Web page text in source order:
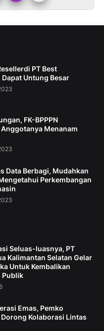
PT Best
Untung Besar
FK-BPPPN
Menanam
Data Berbagi, Mudahkan
Perkembangan
Seluas-luasnya, PT
Kalimantan Selatan Gelar
Untuk Kembalikan
Publik
Emas, Pemko
Kolaborasi Lintas